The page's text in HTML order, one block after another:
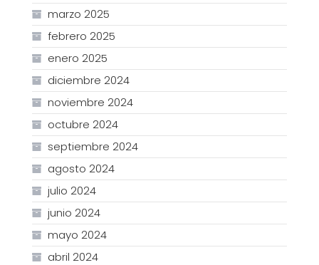
marzo 2025
febrero 2025
enero 2025
diciembre 2024
noviembre 2024
octubre 2024
septiembre 2024
agosto 2024
julio 2024
junio 2024
mayo 2024
abril 2024